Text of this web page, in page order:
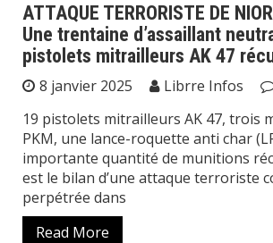
ATTAQUE TERRORISTE DE
Une trentaine d’assaillant
pistolets mitrailleurs AK 47
8 janvier 2025 Librre Infos
19 pistolets mitrailleurs AK 47, trois
PKM, une lance-roquette anti char
importante quantité de munitions
est le bilan d’une attaque terroriste
perpétrée dans
Read More